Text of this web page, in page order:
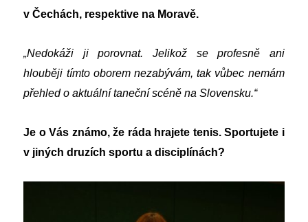
v Čechách, respektive na Moravě.
„Nedokáži ji porovnat. Jelikož se profesně ani
hlouběji tímto oborem nezabývám, tak vůbec nemám
přehled o aktuální taneční scéně na Slovensku.“
Je o Vás známo, že ráda hrajete tenis. Sportujete i
v jiných druzích sportu a disciplínách?